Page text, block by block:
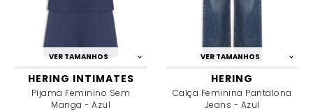
VER TAMANHOS
HERING INTIMATES
Pijama Feminino Sem
Manga - Azul
VER TAMANHOS
HERING
Calça Feminina Pantalona
Jeans - Azul